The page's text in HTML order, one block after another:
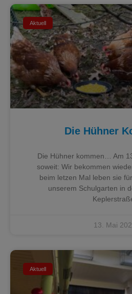
Aktuell
Die Hühner
Die Hühner kommen… Am
soweit: Wir bekommen
beim letzen Mal leben sie
unserem Schulgarten in
13. Mai
Aktuell